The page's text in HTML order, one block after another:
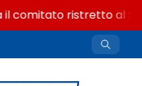
comitato ristretto al